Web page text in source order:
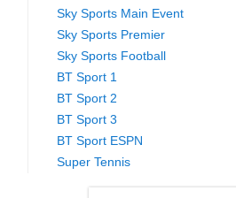
Sky Sports Main Event
Sky Sports Premier
Sky Sports Football
BT Sport 1
BT Sport 2
BT Sport 3
BT Sport ESPN
Super Tennis